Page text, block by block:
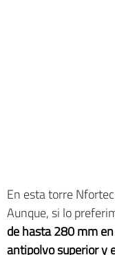
En esta torre
Aunque, si lo
de hasta 280 mm
antipolvo superior y